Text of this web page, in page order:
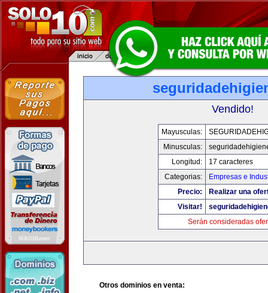
Vendido!
Mayusculas:
Minusculas:
Longitud:
17 caracteres
Categorias:
Empresas e
Precio:
Realizar una
Visitar!
Serán consideradas
Otros dominios en venta: